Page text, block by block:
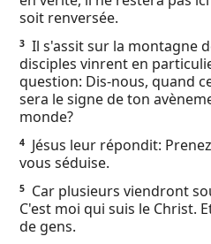
Copyright
Download
Ebook
soit renversée.
3 Il s'assit sur la montagne
disciples vinrent en
question: Dis-nous, quand
sera le signe de ton
monde?
4
Jésus leur répondit:
vous séduise.
5
Car plusieurs viendront
C'est moi qui suis le Christ.
de gens.